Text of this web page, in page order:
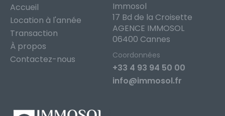
Accueil
Location à l'année
Transaction
À propos
Contactez-nous
Immosol
17 Bd de la Croisette
AGENCE IMMOSOL
06400 Cannes
Coordonnées
+33 4 93 94 50 00
info@immosol.fr